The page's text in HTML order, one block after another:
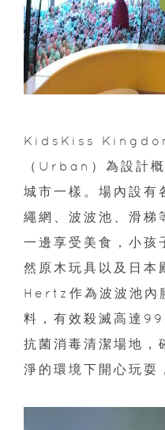
KidsKiss Kingdom
（Urban）為設計
城市一樣。場內設有
繩網、波波池、滑梯
一邊享受美食，小孩
然原木玩具以及日
Hertz作為波波池內
料，有效殺滅高達
抗菌消毒清潔場地，
淨的環境下開心玩耍